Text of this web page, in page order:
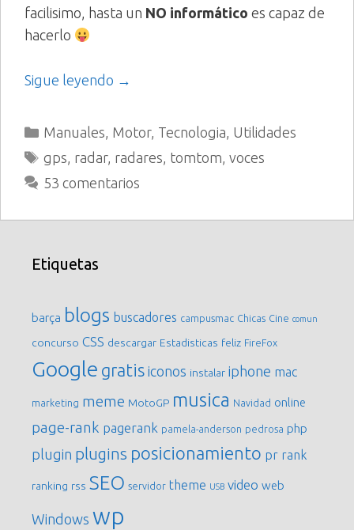
facilisimo, hasta un NO informático es capaz de
hacerlo
Sigue leyendo →
Categorías
Manuales Motor, Tecnologia Utilidades
Etiquetas
gps radar, radares tomtom voces
53 comentarios
Etiquetas
barça blogs buscadores campusmac Chicas Cine comun
concurso CSS descargar Estadisticas feliz FireFox
Google gratis iconos instalar iphone mac
marketing meme MotoGP musica Navidad online
page-rank pagerank pamela-anderson pedrosa php
plugin plugins posicionamiento pr rank
ranking rss SEO servidor theme USB video web
Windows wp